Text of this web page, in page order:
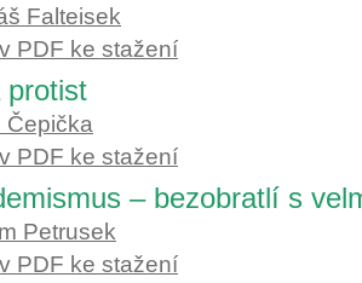
Falteisek
PDF ke stažení
protist
Čepička
PDF ke stažení
– bezobratlí s
Petrusek
PDF ke stažení